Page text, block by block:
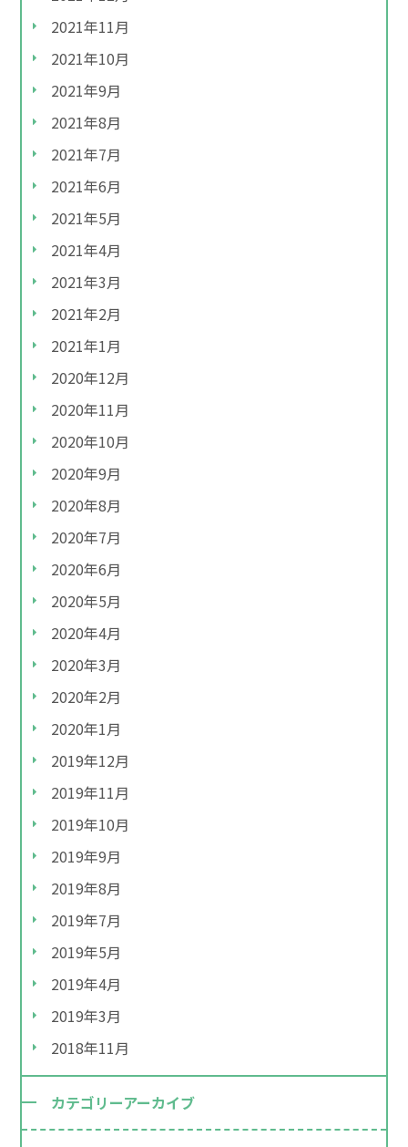
2021年11月
2021年10月
2021年9月
2021年8月
2021年7月
2021年6月
2021年5月
2021年4月
2021年3月
2021年2月
2021年1月
2020年12月
2020年11月
2020年10月
2020年9月
2020年8月
2020年7月
2020年6月
2020年5月
2020年4月
2020年3月
2020年2月
2020年1月
2019年12月
2019年11月
2019年10月
2019年9月
2019年8月
2019年7月
2019年5月
2019年4月
2019年3月
2018年11月
カテゴリーアーカイブ